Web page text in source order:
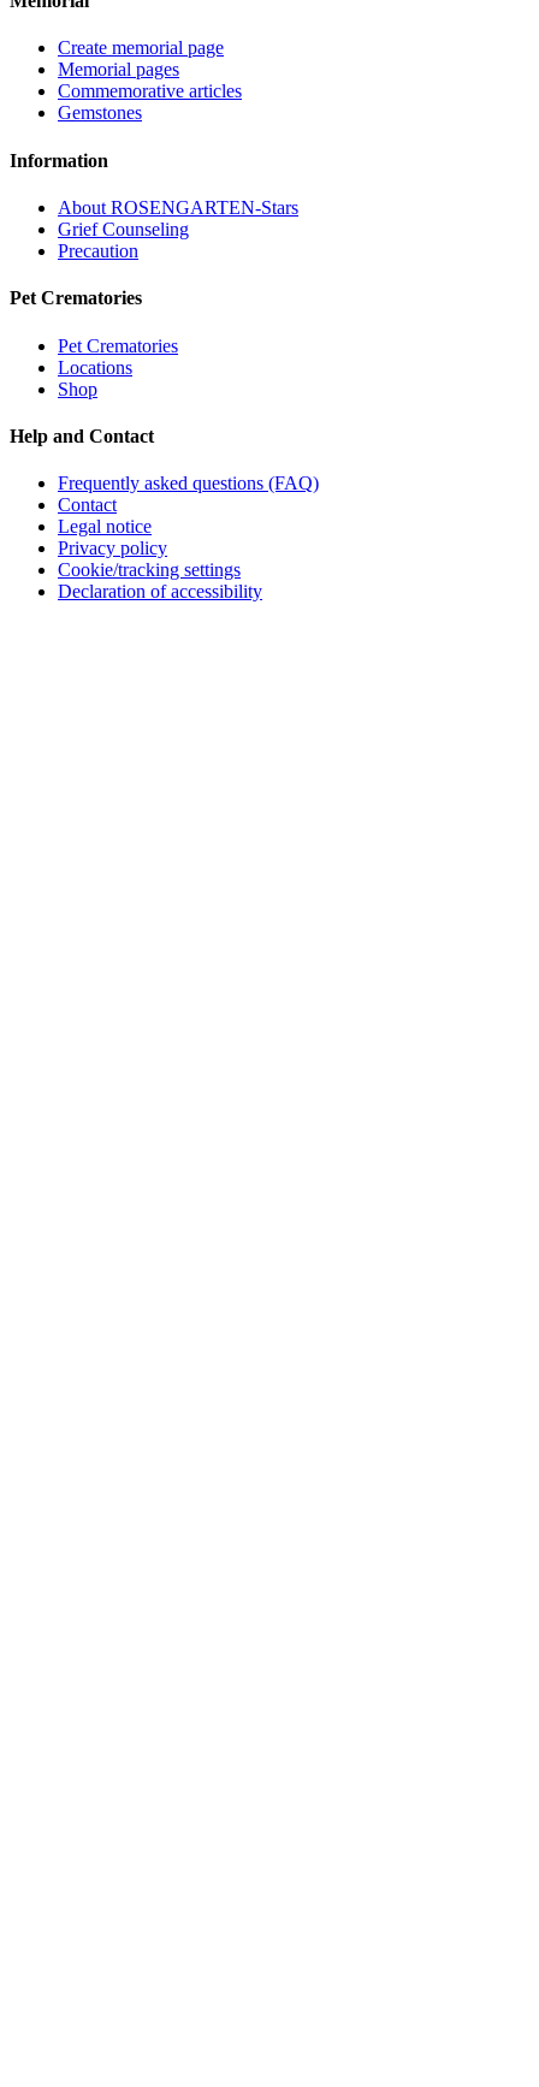
Create memorial page
Memorial pages
Commemorative articles
Gemstones
Information
About ROSENGARTEN-Stars
Grief Counseling
Precaution
Pet Crematories
Pet Crematories
Locations
Shop
Help and Contact
Frequently asked questions (FAQ)
Contact
Legal notice
Privacy policy
Cookie/tracking settings
Declaration of accessibility